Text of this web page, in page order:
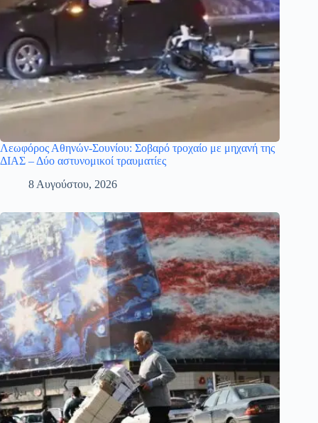
Λεωφόρος Αθηνών-Σουνίου: Σοβαρό τροχαίο με μηχανή της
ΔΙΑΣ – Δύο αστυνομικοί τραυματίες
8 Αυγούστου, 2026